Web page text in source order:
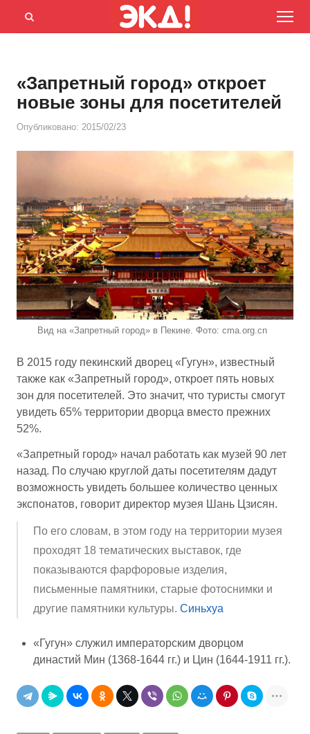
Menu
Открыть
«Запретный город» откроет
новые зоны для посетителей
Опубликовано: 2015/02/23
Вид на «Запретный город» в Пекине. Фото: cma.org.cn
В 2015 году пекинский дворец «Гугун», известный
также как «Запретный город», откроет пять новых
зон для посетителей. Это значит, что туристы смогут
увидеть 65% территории дворца вместо прежних
52%.
«Запретный город» начал работать как музей 90 лет
назад. По случаю круглой даты посетителям дадут
возможность увидеть большее количество ценных
экспонатов, говорит директор музея Шань Цзисян.
По его словам, в этом году на территории музея
проходят 18 тематических выставок, где
показываются фарфоровые изделия,
письменные памятники, старые фотоснимки и
другие памятники культуры. Синьхуа
«Гугун» служил императорским дворцом
династий Мин (1368-1644 гг.) и Цин (1644-1911 гг.).